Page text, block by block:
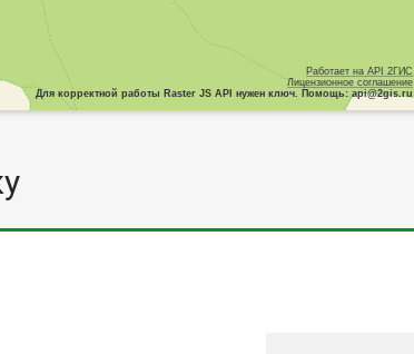
Работает на API 2ГИС
Лицензионное соглашение
Для корректной работы Raster JS API нужен ключ. Помощь: api@2gis.ru